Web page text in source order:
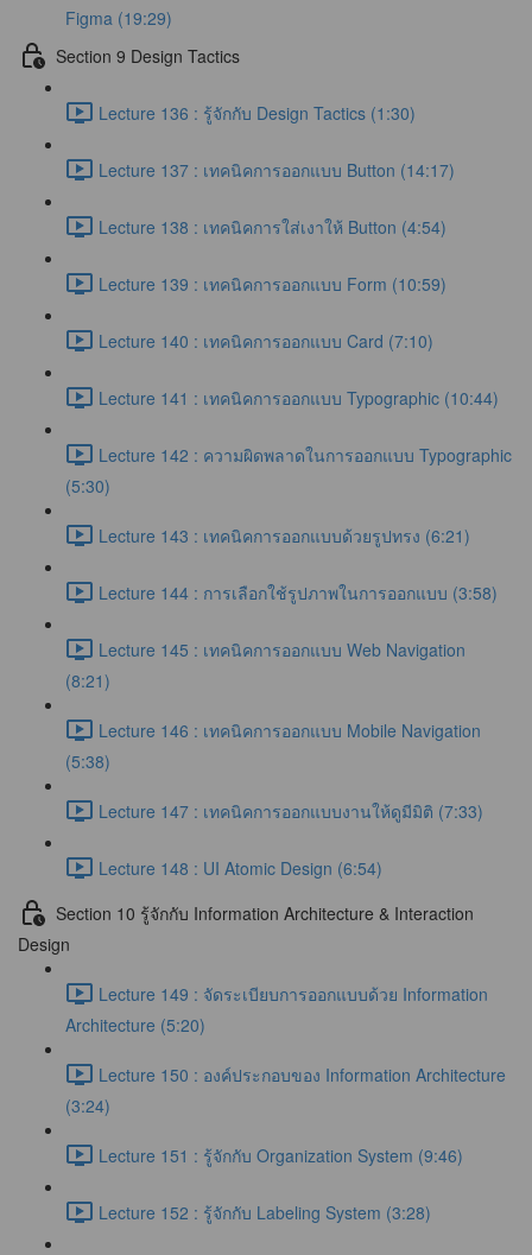
Figma (19:29)
Section 9 Design Tactics
Lecture 136 : รู้จักกับ Design Tactics (1:30)
Lecture 137 : เทคนิคการออกแบบ Button (14:17)
Lecture 138 : เทคนิคการใส่เงาให้ Button (4:54)
Lecture 139 : เทคนิคการออกแบบ Form (10:59)
Lecture 140 : เทคนิคการออกแบบ Card (7:10)
Lecture 141 : เทคนิคการออกแบบ Typographic (10:44)
Lecture 142 : ความผิดพลาดในการออกแบบ Typographic
(5:30)
Lecture 143 : เทคนิคการออกแบบด้วยรูปทรง (6:21)
Lecture 144 : การเลือกใช้รูปภาพในการออกแบบ (3:58)
Lecture 145 : เทคนิคการออกแบบ Web Navigation
(8:21)
Lecture 146 : เทคนิคการออกแบบ Mobile Navigation
(5:38)
Lecture 147 : เทคนิคการออกแบบงานให้ดูมีมิติ (7:33)
Lecture 148 : UI Atomic Design (6:54)
Section 10 รู้จักกับ Information Architecture & Interaction
Design
Lecture 149 : จัดระเบียบการออกแบบด้วย Information
Architecture (5:20)
Lecture 150 : องค์ประกอบของ Information Architecture
(3:24)
Lecture 151 : รู้จักกับ Organization System (9:46)
Lecture 152 : รู้จักกับ Labeling System (3:28)